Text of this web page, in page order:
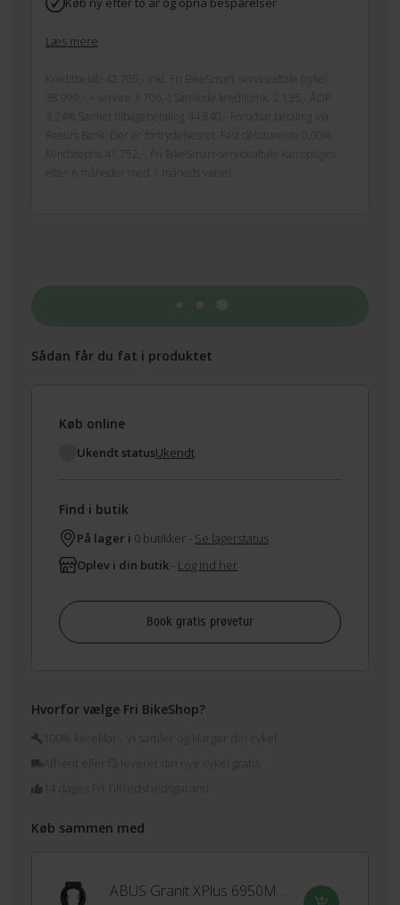
Læs mere
Kreditbeløb 42.705,- inkl. Fri BikeSmart-serviceaftale (cykel
38.999,- + service 3.706,-) Samlede kreditomk. 2.135,- ÅOP
3.24% Samlet tilbagebetaling 44.840,- Forudsat betaling via
Resurs Bank. Der er fortrydelsesret. Fast debitorente 0,00%
Mindstepris 41.752,-. Fri BikeSmart-serviceaftale kan opsiges
efter 6 måneder med 1 måneds varsel.
Sådan får du fat i produktet
Køb online
Ukendt statusUkendt
Find i butik
På lager i 0 butikker - Se lagerstatus
Oplev i din butik - Log ind her
Book gratis prøvetur
Hvorfor vælge Fri BikeShop?
100% køreklar - Vi samler og klargør din cykel
14 dages Fri Tilfredshedsgaranti
Køb sammen med
ABUS Granit XPlus 6950M justérbar ringlås